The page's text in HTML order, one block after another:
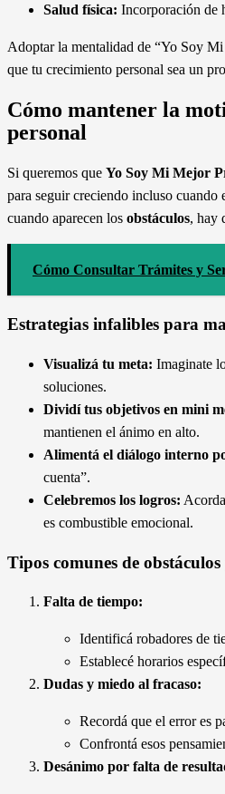
Salud física: Incorporación de
Adoptar la mentalidad de “Yo Soy
que tu crecimiento personal sea un
Cómo mantener la
personal
Si queremos que Yo Soy Mi Mejor
para seguir creciendo incluso
cuando aparecen los obstáculos, hay
Cómo Consultar Trámites y
Estrategias infalibles para
Visualizá tu meta: Imaginate
soluciones.
Dividí tus objetivos en mini
mantienen el ánimo en alto.
Alimentá el diálogo interno
cuenta”.
Celebremos los logros:
es combustible emocional.
Tipos comunes de
Falta de tiempo:
Identificá robadores de
Establecé horarios
Dudas y miedo al fracaso:
Recordá que el error es
Confrontá esos
Desánimo por falta de